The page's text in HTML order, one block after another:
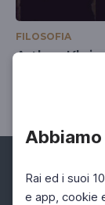
Rai ed i suoi
e app, cookie
FILOSOFIA
Arthur
Riti e